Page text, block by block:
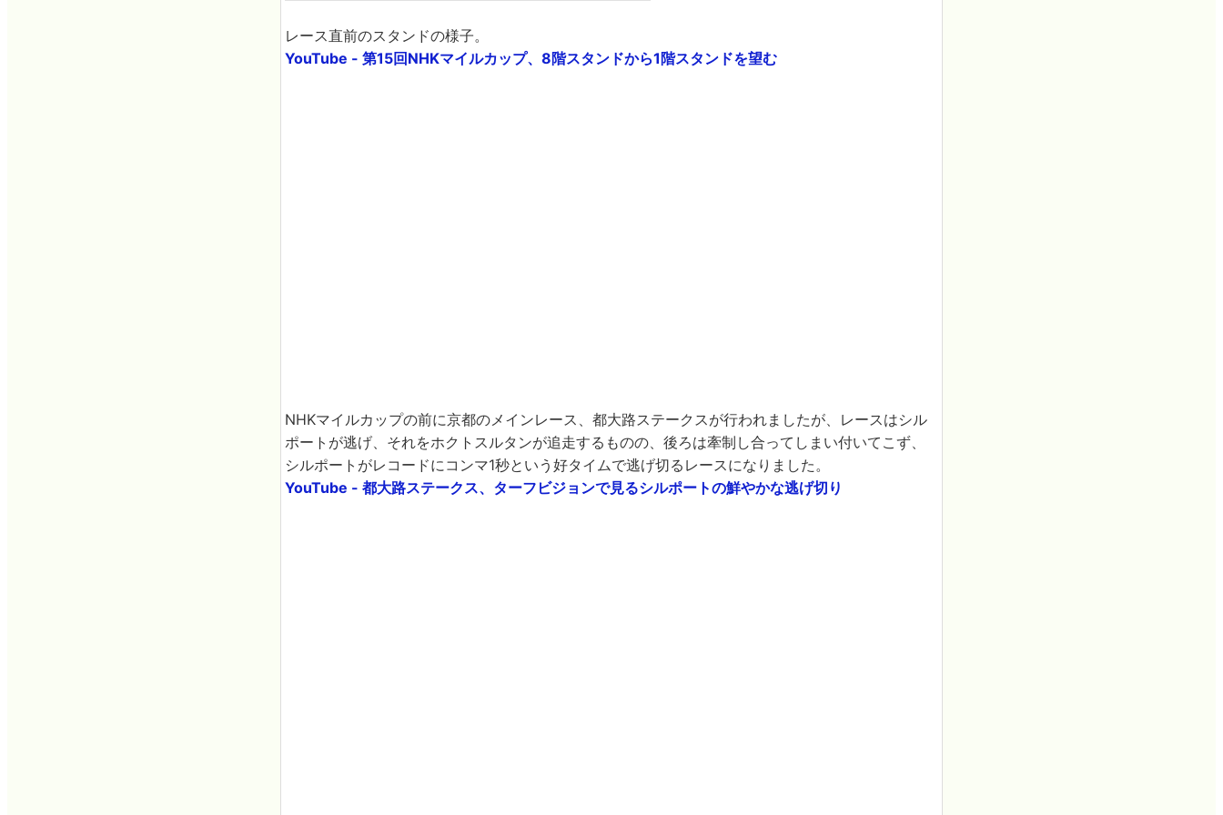
レース直前のスタンドの様子。
YouTube - 第15回NHKマイルカップ、8階スタンドから1階スタンドを望む
NHKマイルカップの前に京都のメインレース、都大路ステークスが行われましたが、レースはシル
ポートが逃げ、それをホクトスルタンが追走するものの、後ろは牽制し合ってしまい付いてこず、
シルポートがレコードにコンマ1秒という好タイムで逃げ切るレースになりました。
YouTube - 都大路ステークス、ターフビジョンで見るシルポートの鮮やかな逃げ切り